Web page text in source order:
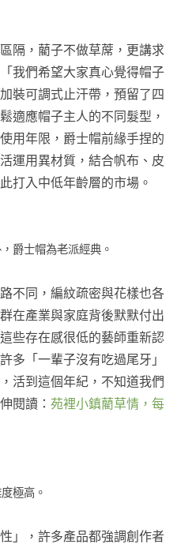
隔，藺子不做草蓆，更講求
我們希望大家真心覺得帽子
裝可調式止汗帶，預留了四
適應帽子主人的不同髮型，
用年限，爵士帽前緣手捏的
運用異材質，結合帆布、皮
打入中低年齡層的市場。
爵士帽為老派經典。
不同，編紋疏密與花樣也各
在產業與家庭背後默默付出
些存在感很低的藝師重新認
多「一輩子沒有吃過尾牙」
活到這個年紀，不知道我們
閱讀： 苑裡小鎮藺草情，每
極高。
」，許多產品都強調創作者